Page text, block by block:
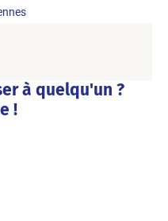
à quelqu'un ?
!